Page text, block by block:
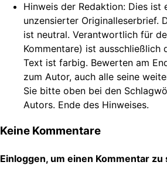
Hinweis der Redaktion: Dies ist
unzensierter Originalleserbrief.
ist neutral. Verantwortlich für
Kommentare) ist ausschließlich
Text ist farbig. Bewerten am
zum Autor, auch alle seine
Sie bitte oben bei den
Autors. Ende des Hinweises.
Keine Kommentare
Einloggen, um einen Kommentar zu